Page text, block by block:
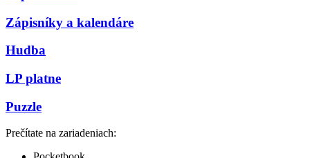
Zápisníky a kalendáre
Hudba
LP platne
Puzzle
Prečítate na zariadeniach: